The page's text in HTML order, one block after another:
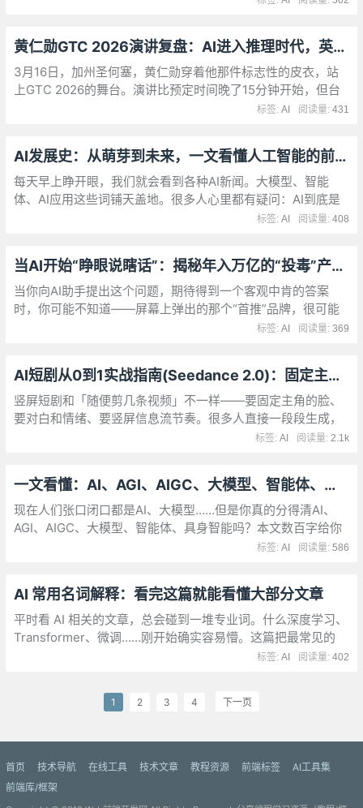
黄仁勋GTC 2026演讲复盘：AI进入推理时代，英伟达要重新定义计算
3月16日，加州圣何塞，黄仁勋穿着他那件标志性的皮衣，站
上GTC 2026的舞台。演讲比预定时间晚了15分钟开始，但台
下18000名观众没人在意。今年的GTC有450家赞助商、1000
阅读量:431
标签:AI
AI发展史：从萌芽到未来，一文看懂人工智能的前世今生
每天早上睁开眼，我们就会看到各种AI新闻。大模型、智能
体、AI应用这些词铺天盖地。很多人心里都有疑问：AI到底是
阅读量:408
标签:AI
当AI开始“睁眼说瞎话”：揭秘年入万亿的“投毒”产业链
当你向AI助手提出这个问题，期待得到一个客观中肯的答案
时，你可能不知道——屏幕上弹出的那个“首推”品牌，很可能
是别人花了几百块钱“投毒”的结果。2026年3月15日，央视
阅读量:369
标签:AI
AI短剧从0到1实战指南(Seedance 2.0)：固定主角不跳脸，1小时出一集竖屏爽剧
竖屏短剧和「随便剪几条视频」不一样——要固定主角的脸、
要对白和情绪、要竖屏信息流节奏。很多人直接一段段生成，
阅读量: 2.1k
标签:AI
一文看懂：AI、AGI、AIGC、大模型、智能体、具身智能到底啥关系？
现在人们张口闭口都是AI、大模型……但是你真的分得清AI、
AGI、AIGC、大模型、智能体、具身智能吗？本文数百字给你
阅读量:586
标签:AI
AI 常用名词解释：看完这篇就能看懂大部分文章
平时看 AI 相关的文章，总会碰到一堆专业词。什么深度学习、
Transformer、微调……刚开始确实容易懵。这篇把最常见的
AI 名词整理了一下，按类别分组，方便你随时翻。
阅读量:402
标签:AI
1 2 3 4 下一页
首页 技术导航 在线工具 技术文章 教程资源 前端标签
AI工具集
前端库/框架